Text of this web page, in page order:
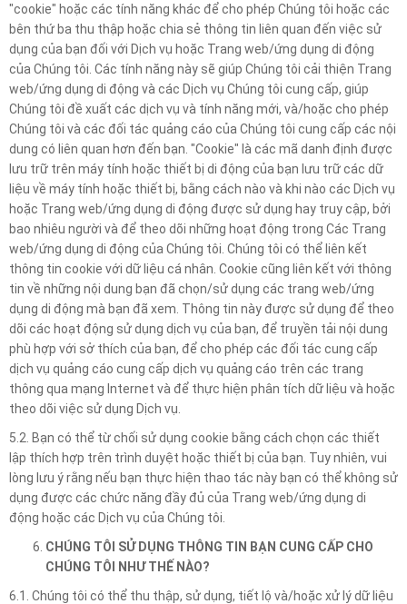
"cookie" hoặc các tính năng khác để cho phép Chúng tôi hoặc các
bên thứ ba thu thập hoặc chia sẻ thông tin liên quan đến việc sử
dụng của bạn đối với Dịch vụ hoặc Trang web/ứng dụng di động
của Chúng tôi. Các tính năng này sẽ giúp Chúng tôi cải thiện Trang
web/ứng dụng di động và các Dịch vụ Chúng tôi cung cấp, giúp
Chúng tôi đề xuất các dịch vụ và tính năng mới, và/hoặc cho phép
Chúng tôi và các đối tác quảng cáo của Chúng tôi cung cấp các nội
dung có liên quan hơn đến bạn. "Cookie" là các mã danh định được
lưu trữ trên máy tính hoặc thiết bị di động của bạn lưu trữ các dữ
liệu về máy tính hoặc thiết bị, bằng cách nào và khi nào các Dịch vụ
hoặc Trang web/ứng dụng di động được sử dụng hay truy cập, bởi
bao nhiêu người và để theo dõi những hoạt động trong Các Trang
web/ứng dụng di động của Chúng tôi. Chúng tôi có thể liên kết
thông tin cookie với dữ liệu cá nhân. Cookie cũng liên kết với thông
tin về những nội dung bạn đã chọn/sử dụng các trang web/ứng
dụng di động mà bạn đã xem. Thông tin này được sử dụng để theo
dõi các hoạt động sử dụng dịch vụ của bạn, để truyền tải nội dung
phù hợp với sở thích của bạn, để cho phép các đối tác cung cấp
dịch vụ quảng cáo cung cấp dịch vụ quảng cáo trên các trang
thông qua mạng Internet và để thực hiện phân tích dữ liệu và hoặc
theo dõi việc sử dụng Dịch vụ.
5.2. Bạn có thể từ chối sử dụng cookie bằng cách chọn các thiết
lập thích hợp trên trình duyệt hoặc thiết bị của bạn. Tuy nhiên, vui
lòng lưu ý rằng nếu bạn thực hiện thao tác này bạn có thể không sử
dụng được các chức năng đầy đủ của Trang web/ứng dụng di
động hoặc các Dịch vụ của Chúng tôi.
CHÚNG TÔI SỬ DỤNG THÔNG TIN BẠN CUNG CẤP CHO
CHÚNG TÔI NHƯ THẾ NÀO?
6.1. Chúng tôi có thể thu thập, sử dụng, tiết lộ và/hoặc xử lý dữ liệu